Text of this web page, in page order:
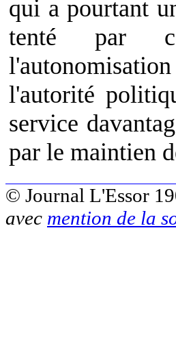
qui a pourtant
tenté par
l'autorité
service
par le maintien
© Journal L'Essor
avec mention de la